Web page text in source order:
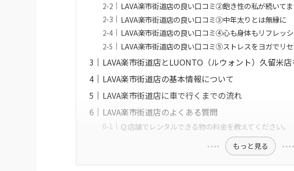
LAVA楽市街道店の良い口コミ②飽き性の私が続いて
LAVA楽市街道店の良い口コミ③中年太りとは無縁に
LAVA楽市街道店の良い口コミ④心も身体もリフレッ
LAVA楽市街道店の良い口コミ⑤ストレスをヨガでリ
LAVA楽市街道店とLUONTO（ルウォント）久留米
LAVA楽市街道店の基本情報について
LAVA楽市街道店に車で行くまでの流れ
LAVA楽市街道店のよくある質問
Q:店舗でレンタルできる物の料金を教えてください。
もっと見る